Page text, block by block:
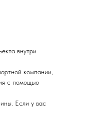
внутри
компании,
с помощью
Если у вас